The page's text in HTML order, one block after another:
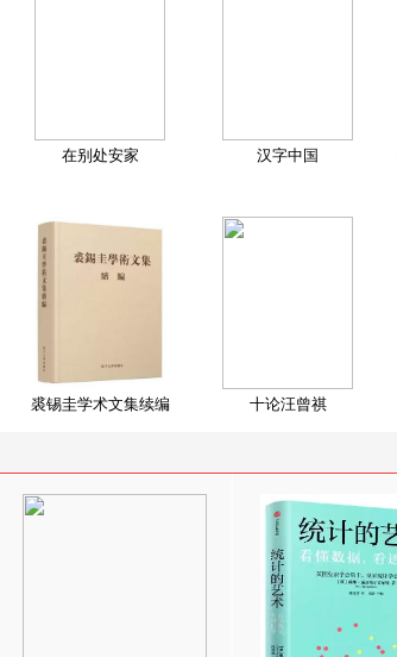
在别处安家 汉字中国
裘锡圭学术文集续编 十论汪曾祺